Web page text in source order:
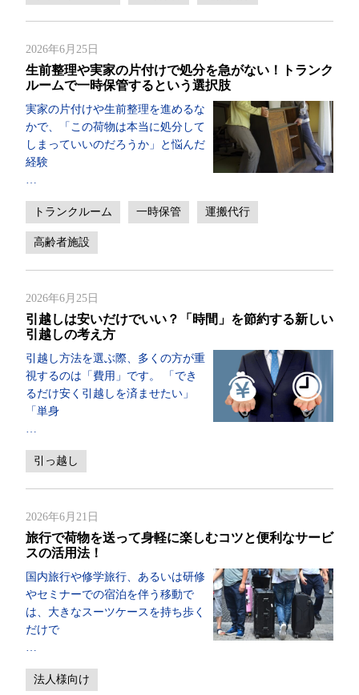
2026年6月25日
生前整理や実家の片付けで処分を急がない！トランク
ルームで一時保管するという選択肢
実家の片付けや生前整理を進めるな
かで、「この荷物は本当に処分して
しまっていいのだろうか」と悩んだ
経験
トランクルーム 一時保管 運搬代行
高齢者施設
2026年6月25日
引越しは安いだけでいい？「時間」を節約する新しい
引越しの考え方
引越し方法を選ぶ際、多くの方が重
視するのは「費用」です。 「でき
るだけ安く引越しを済ませたい」
「単身
引っ越し
2026年6月21日
旅行で荷物を送って身軽に楽しむコツと便利なサービ
スの活用法！
国内旅行や修学旅行、あるいは研修
やセミナーでの宿泊を伴う移動で
は、大きなスーツケースを持ち歩く
だけで
法人様向け